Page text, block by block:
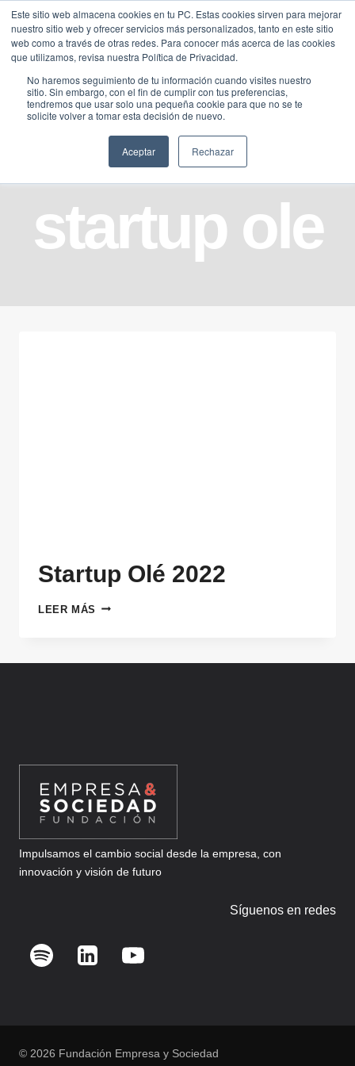
Este sitio web almacena cookies en tu PC. Estas cookies sirven para mejorar
nuestro sitio web y ofrecer servicios más personalizados, tanto en este sitio
web como a través de otras redes. Para conocer más acerca de las cookies
que utilizamos, revisa nuestra Política de Privacidad.
No haremos seguimiento de tu información cuando visites nuestro
sitio. Sin embargo, con el fin de cumplir con tus preferencias,
tendremos que usar solo una pequeña cookie para que no se te
solicite volver a tomar esta decisión de nuevo.
Aceptar Rechazar
Saltar
contenido
startup ole
Startup Olé 2022
LEER MÁS STARTUP
Impulsamos el cambio social desde la empresa, con
innovación y visión de futuro
Síguenos en redes
© 2026 Fundación Empresa y Sociedad
Traducir »